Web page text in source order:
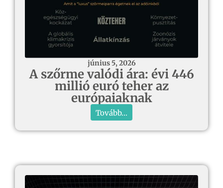
június 5, 2026
A szőrme valódi ára: évi 446
millió euró teher az
európaiaknak
Tovább...